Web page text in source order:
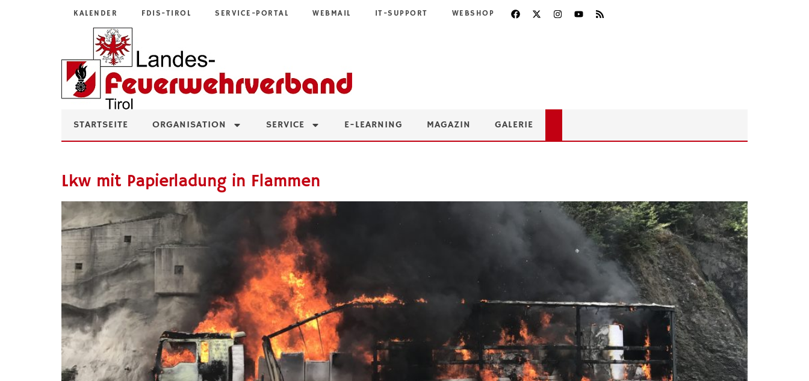
KALENDER FDIS-TIROL SERVICE-PORTAL WEBMAIL IT-SUPPORT WEBSHOP
STARTSEITE ORGANISATION SERVICE E-LEARNING MAGAZIN GALERIE
Lkw mit Papierladung in Flammen